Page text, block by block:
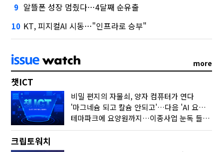
9 알뜰폰 성장 멈췄다…4달째 순유출
10 KT, 피지컬AI 시동…"인프라로 승부"
more
챗ICT
비밀 편지의 자물쇠, 양자 컴퓨터가 연다
'마그네슘 되고 칼슘 안되고'…다음 'AI 요약' 갈 길은
테마파크에 요양원까지…이종사업 눈독 들이는 게임사
크립토워치